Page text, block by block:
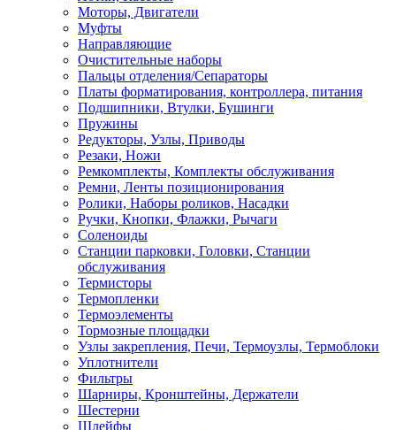
Моторы, Двигатели
Муфты
Направляющие
Очистительные наборы
Пальцы отделения/Сепараторы
Платы форматирования, контроллера, питания
Подшипники, Втулки, Бушинги
Пружины
Редукторы, Узлы, Приводы
Резаки, Ножи
Ремкомплекты, Комплекты обслуживания
Ремни, Ленты позиционирования
Ролики, Наборы роликов, Насадки
Ручки, Кнопки, Флажки, Рычаги
Соленоиды
Станции парковки, Головки, Станции
обслуживания
Термисторы
Термопленки
Термоэлементы
Тормозные площадки
Узлы закрепления, Печи, Термоузлы, Термоблоки
Уплотнители
Фильтры
Шарниры, Кронштейны, Держатели
Шестерни
Шлейфы